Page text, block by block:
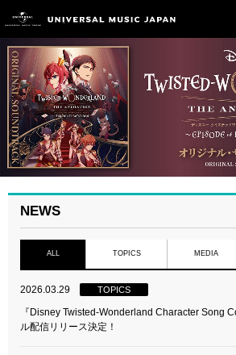
NEWS
ALL TOPICS MEDIA
2026.03.29 TOPICS
『Disney Twisted-Wonderland Character Song
ル配信リリース決定！